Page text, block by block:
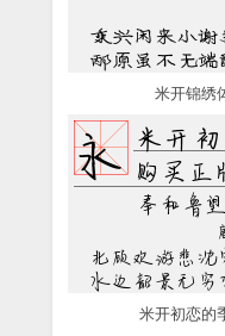
米开锦绣
米开初恋的